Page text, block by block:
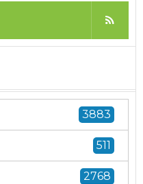
3883
511
2768